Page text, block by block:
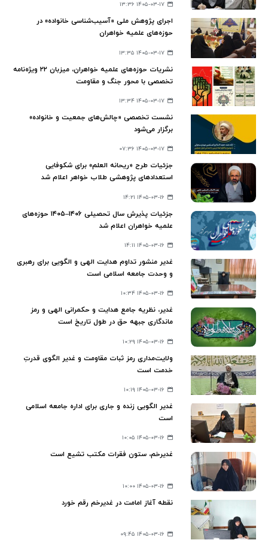
۱۴۰۵-۰۳-۱۷ ۱۳:۳۶
اجرای پژوهش ملی «آسیب‌شناسی خانواده» در
حوزه‌های علمیه خواهران
۱۴۰۵-۰۳-۱۷ ۱۳:۳۵
نشریات حوزه‌های علمیه خواهران، میزبان ۲۲ ویژه‌نامه
تخصصی با محور جنگ و مقاومت
۱۴۰۵-۰۳-۱۷ ۱۳:۳۴
نشست تخصصی «چالش‌های جمعیت و خانواده»
برگزار می‌شود
۱۴۰۵-۰۳-۱۷ ۰۷:۳۶
جزئیات طرح «ریحانه العلم» برای شکوفایی
استعدادهای پژوهشی طلاب خواهر اعلام شد
۱۴۰۵-۰۳-۱۶ ۱۴:۲۱
جزئیات پذیرش سال تحصیلی ۱۴۰۶–۱۴۰۵ حوزه‌های
علمیه خواهران اعلام شد
۱۴۰۵-۰۳-۱۶ ۱۴:۱۱
غدیر منشور تداوم هدایت الهی و الگویی برای رهبری
و وحدت جامعه اسلامی است
۱۴۰۵-۰۳-۱۶ ۱۰:۳۴
غدیر، نظریه جامع هدایت و حکمرانی الهی و رمز
ماندگاری جبهه حق در طول تاریخ است
۱۴۰۵-۰۳-۱۶ ۱۰:۲۹
ولایت‌مداری رمز ثبات مقاومت و غدیر الگوی قدرتِ
خدمت است
۱۴۰۵-۰۳-۱۶ ۱۰:۱۹
غدیر الگویی زنده و جاری برای اداره جامعه اسلامی
است
۱۴۰۵-۰۳-۱۶ ۱۰:۰۵
غدیرخم، ستون فقرات مکتب تشیع است
۱۴۰۵-۰۳-۱۶ ۱۰:۰۰
نقطه آغاز امامت در غدیرخم رقم خورد
۱۴۰۵-۰۳-۱۶ ۰۹:۴۵